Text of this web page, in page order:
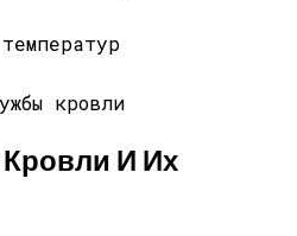
кровли
И Их